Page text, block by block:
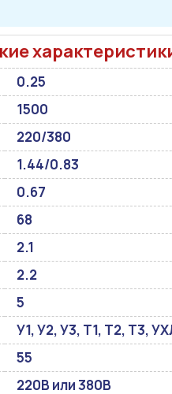
0.25
1500
220/380
1.44/0.83
0.67
68
2.1
2.2
5
У1, У2, У3, Т1, Т2, Т3,
55
220В или 380В